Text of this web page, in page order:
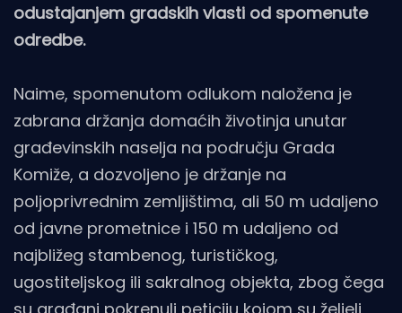
odustajanjem gradskih vlasti od spomenute
odredbe.
Naime, spomenutom odlukom naložena je
zabrana držanja domaćih životinja unutar
građevinskih naselja na području Grada
Komiže, a dozvoljeno je držanje na
poljoprivrednim zemljištima, ali 50 m udaljeno
od javne prometnice i 150 m udaljeno od
najbližeg stambenog, turističkog,
ugostiteljskog ili sakralnog objekta, zbog čega